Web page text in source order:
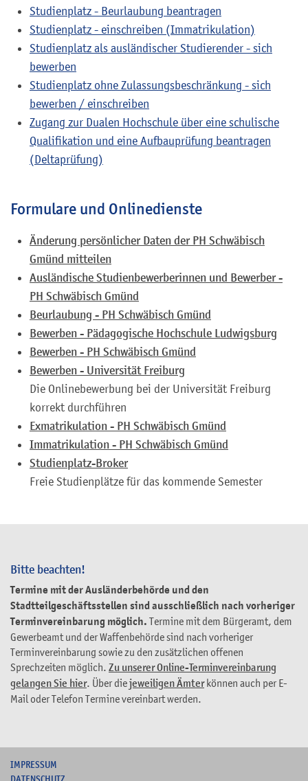
Bitte beachten!
Termine mit der Ausländerbehörde und den
Stadtteilgeschäftsstellen sind ausschließlich nach vorheriger
Terminvereinbarung möglich. Termine mit dem Bürgeramt, dem
Gewerbeamt und der Waffenbehörde sind nach vorheriger
Terminvereinbarung sowie zu den zusätzlichen offenen
Sprechzeiten möglich. Zu unserer Online-Terminvereinbarung
gelangen Sie hier. Über diejeweiligen Ämterkönnen auch per E-
Mail oder Telefon Termine vereinbart werden.
Studienplatz - Beurlaubung beantragen
Studienplatz - einschreiben (Immatrikulation)
Studienplatz als ausländischer Studierender - sich
bewerben
Studienplatz ohne Zulassungsbeschränkung - sich
bewerben / einschreiben
Zugang zur Dualen Hochschule über eine schulische
Qualifikation und eine Aufbauprüfung beantragen
(Deltaprüfung)
Formulare und Onlinedienste
Änderung persönlicher Daten der PH Schwäbisch
Gmünd mitteilen
Ausländische Studienbewerberinnen und Bewerber -
PH Schwäbisch Gmünd
Beurlaubung - PH Schwäbisch Gmünd
Bewerben - Pädagogische Hochschule Ludwigsburg
Bewerben - PH Schwäbisch Gmünd
Bewerben - Universität Freiburg
Die Onlinebewerbung bei der Universität Freiburg
korrekt durchführen
Exmatrikulation - PH Schwäbisch Gmünd
Immatrikulation - PH Schwäbisch Gmünd
Studienplatz-Broker
Freie Studienplätze für das kommende Semester
IMPRESSUM